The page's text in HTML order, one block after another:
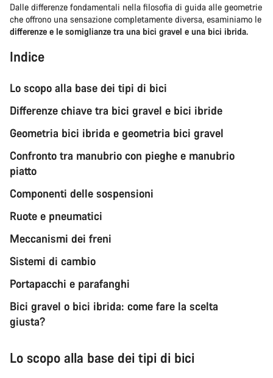
Dalle differenze fondamentali nella filosofia di guida alle geometrie
che offrono una sensazione completamente diversa, esaminiamo le
differenze e le somiglianze tra una bici gravel e una bici ibrida.
Indice
Lo scopo alla base dei tipi di bici
Differenze chiave tra bici gravel e bici ibride
Geometria bici ibrida e geometria bici gravel
Confronto tra manubrio con pieghe e manubrio
piatto
Componenti delle sospensioni
Ruote e pneumatici
Meccanismi dei freni
Sistemi di cambio
Portapacchi e parafanghi
Bici gravel o bici ibrida: come fare la scelta
giusta?
Lo scopo alla base dei tipi di bici